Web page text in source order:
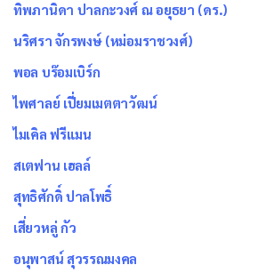
ทิพภานิดา ปาลกะวงศ์ ณ อยุธยา (ดร.)
นริศรา จักรพงษ์ (หม่อมราชวงศ์)
พอล บร๊อมเบิร์ก
ไพศาลย์ เปี่ยมเมตตาวัฒน์
ไมเคิล ฟรีแมน
สเตฟาน เฮลล์
สุทธิศักดิ์ ปาลโพธิ์
เสี่ยวหลู่ กัว
อนุพาสน์ สุวรรณมงคล